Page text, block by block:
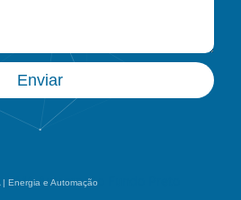
Enviar
| Energia e Automação